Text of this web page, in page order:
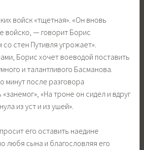
войск «тщетная». «Он вновь
войско, — говорит Борис
стен Путивля угрожает».
Борис хочет воеводой поставить
и талантливого Басманова.
минут после разговора
«На троне он сидел и вдруг
из уст и из ушей».
его оставить наедине
любя сына и благословляя его